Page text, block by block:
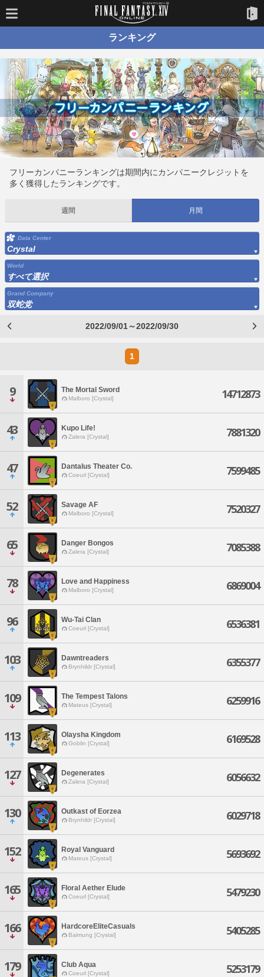
ランキング
フリーカンパニーランキングは期間内にカンパニークレジットを
多く獲得したランキングです。
週間 月間
Data Center
Crystal
World
すべて選択
Grand Company
双蛇党
2022/09/01～2022/09/30
1
9 The Mortal Sword
Malboro [Crystal] 14712873
43 Kupo Life!
Zalera [Crystal] 7881320
47 Dantalus Theater Co.
Coeurl [Crystal] 7599485
52 Savage AF
Malboro [Crystal] 7520327
65 Danger Bongos
Zalera [Crystal] 7085388
78 Love and Happiness
Malboro [Crystal] 6869004
96 Wu-Tai Clan
Coeurl [Crystal] 6536381
103 Dawntreaders
Brynhildr [Crystal] 6355377
109 The Tempest Talons
Mateus [Crystal] 6259916
113 Olaysha Kingdom
Goblin [Crystal] 6169528
127 Degenerates
Zalera [Crystal] 6056632
130 Outkast of Eorzea
Brynhildr [Crystal] 6029718
152 Royal Vanguard
Mateus [Crystal] 5693692
165 Floral Aether Elude
Coeurl [Crystal] 5479230
166 HardcoreEliteCasuals
Balmung [Crystal] 5405285
179 Club Aqua
Coeurl [Crystal] 5253179